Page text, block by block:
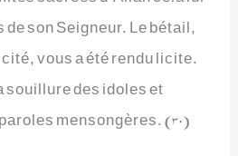
son Seigneur. Le bétail,
vous a été rendu licite.
des idoles et
mensongères. (30)